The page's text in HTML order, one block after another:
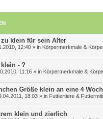
zu klein für sein Alter
12:40 » in Körpermerkmale &
klein - ?
11:16 » in Körpermerkmale &
Größe klein an eine 4
18:03 » in Futtiertiere &
klein und zierlich